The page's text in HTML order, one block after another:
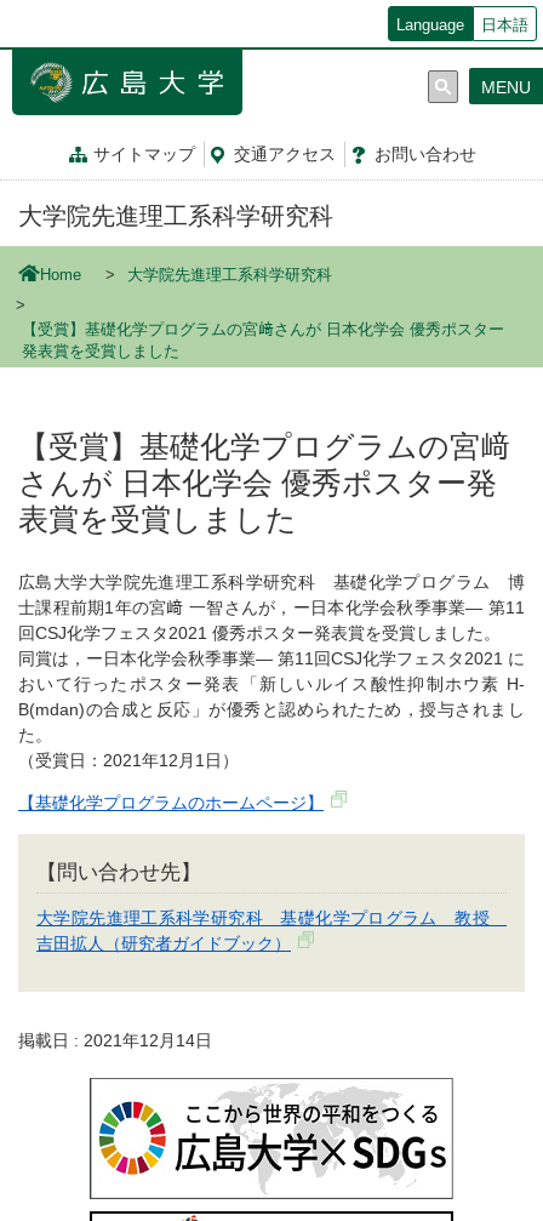
ン
Language 日本語
サイトマップ 交通アクセス お問い合わせ
MENU
大学院先進理工系科学研究科
Home 大学院先進理工系科学研究科
【受賞】基礎化学プログラムの宮﨑さんが 日本化学会 優秀ポスター
発表賞を受賞しました
【受賞】基礎化学プログラムの宮﨑
さんが 日本化学会 優秀ポスター発
表賞を受賞しました
広島大学大学院先進理工系科学研究科 基礎化学プログラム 博
士課程前期1年の宮﨑 一智さんが，ー日本化学会秋季事業― 第11
回CSJ化学フェスタ2021 優秀ポスター発表賞を受賞しました。
同賞は，ー日本化学会秋季事業― 第11回CSJ化学フェスタ2021 に
おいて行ったポスター発表「新しいルイス酸性抑制ホウ素 H-
B(mdan)の合成と反応」が優秀と認められたため，授与されまし
た。
（受賞日：2021年12月1日）
【基礎化学プログラムのホームページ】
【問い合わせ先】
大学院先進理工系科学研究科 基礎化学プログラム 教授
吉田拡人（研究者ガイドブック）
掲載日 : 2021年12月14日